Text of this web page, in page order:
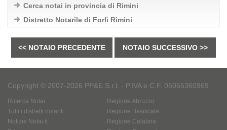
Cerca notai in provincia di Rimini
Distretto Notarile di Forlì Rimini
<< NOTAIO PRECEDENTE NOTAIO SUCCESSIVO >>
Copyright © 2007-2026 PP&E S.r.l. - P.IVA e C.F. 05055360969
Ricerca Notai
Tutti i distretti notarili
Notizie Notai.it
Regione Abruzzo
Regione Basilicata
Regione Calabria